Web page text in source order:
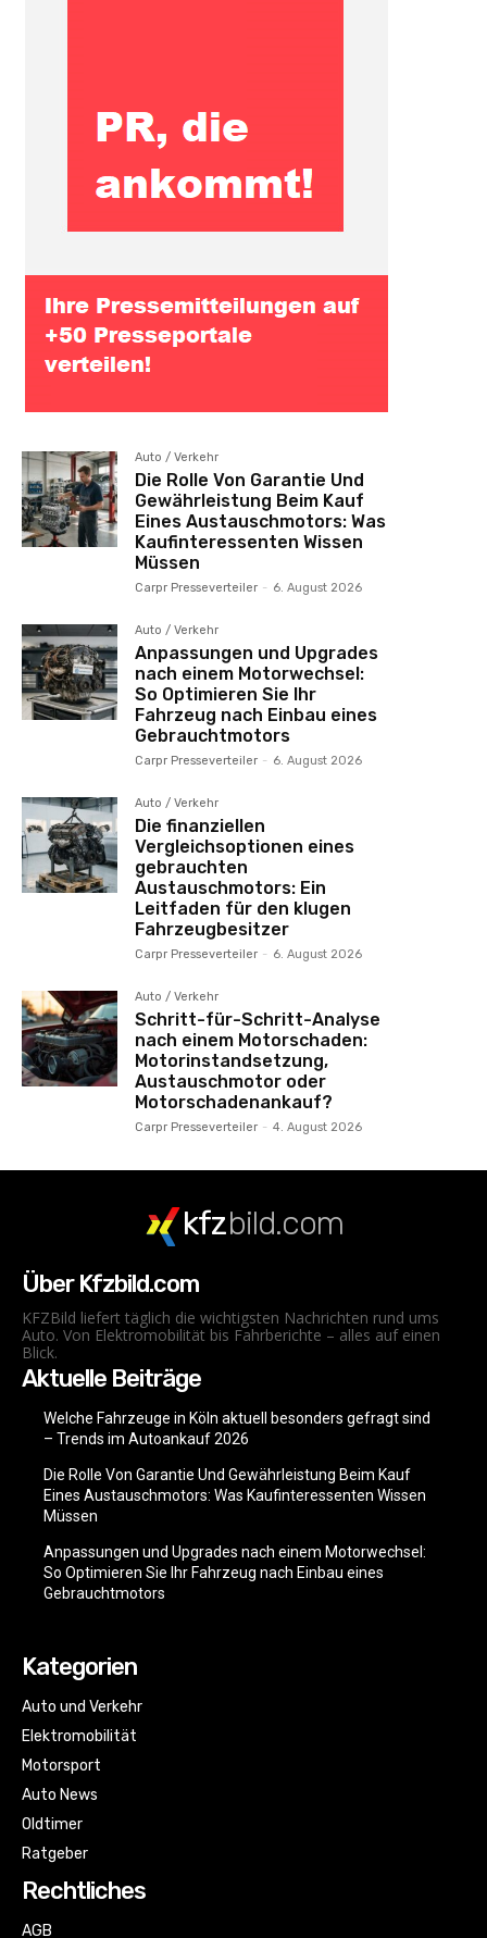
Auto / Verkehr
Die Rolle Von Garantie Und
Gewährleistung Beim Kauf
Eines Austauschmotors: Was
Kaufinteressenten Wissen
Müssen
Carpr Presseverteiler - 6. August 2026
Auto / Verkehr
Anpassungen und Upgrades
nach einem Motorwechsel:
So Optimieren Sie Ihr
Fahrzeug nach Einbau eines
Gebrauchtmotors
Carpr Presseverteiler - 6. August 2026
Auto / Verkehr
Die finanziellen
Vergleichsoptionen eines
gebrauchten
Austauschmotors: Ein
Leitfaden für den klugen
Fahrzeugbesitzer
Carpr Presseverteiler - 6. August 2026
Auto / Verkehr
Schritt-für-Schritt-Analyse
nach einem Motorschaden:
Motorinstandsetzung,
Austauschmotor oder
Motorschadenankauf?
Carpr Presseverteiler - 4. August 2026
kfzbild.com
Über Kfzbild.com
KFZBild liefert täglich die wichtigsten Nachrichten rund ums
Auto. Von Elektromobilität bis Fahrberichte – alles auf einen
Blick.
Aktuelle Beiträge
Welche Fahrzeuge in Köln aktuell besonders gefragt sind
– Trends im Autoankauf 2026
Die Rolle Von Garantie Und Gewährleistung Beim Kauf
Eines Austauschmotors: Was Kaufinteressenten Wissen
Müssen
Anpassungen und Upgrades nach einem Motorwechsel:
So Optimieren Sie Ihr Fahrzeug nach Einbau eines
Gebrauchtmotors
Kategorien
Auto und Verkehr
Elektromobilität
Motorsport
Auto News
Oldtimer
Ratgeber
Rechtliches
AGB